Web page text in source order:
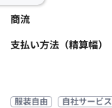
商流
支払い方法（精算幅）
服装自由 自社サービ